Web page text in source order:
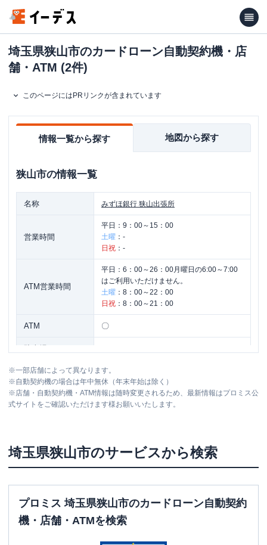
埼玉県狭山市のカードローン自動契約機・店
舗・ATM (2件)
このページにはPRリンクが含まれています
情報一覧から探す 地図から探す
狭山市の情報一覧
名称 みずほ銀行 狭山出張所
営業時間
平日： 9：00～15：00
土曜 ： -
日祝 ： -
ATM営業時間
平日： 6：00～26：00月曜日の6:00～7:00
はご利用いただけません。
土曜 ： 8：00～22：00
日祝 ： 8：00～21：00
ATM 〇
住所 埼玉県狭山市祇園4-59
名称 三菱ＵＦＪ銀行 狭山支店
日祝：-
ATM営業時間
土曜：9：00～21：00
ATM 〇
〇
※一部店舗によって異なります。
※自動契約機の場合は年中無休（年末年始は除く）
※店舗・自動契約機・ATM情報は随時変更されるため、最新情報はプロミス公
式サイトをご確認いただけます様お願いいたします。
埼玉県狭山市のサービスから検索
プロミス 埼玉県狭山市のカードローン自動契約
機・店舗・ATMを検索